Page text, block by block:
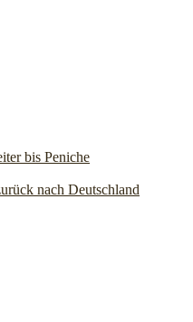
bis Peniche
nach Deutschland